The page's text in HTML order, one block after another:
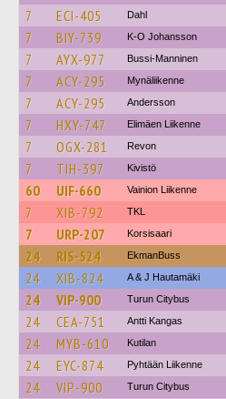
7 ECI-405 Dahl
7 BIY-739 K-O Johansson
7 AYX-977 Bussi-Manninen
7 ACY-295 Mynäliikenne
7 ACY-295 Andersson
7 HXY-747 Elimäen Liikenne
7 OGX-281 Revon
7 TIH-397 Kivistö
60 UIF-660 Vainion Liikenne
7 XIB-792 TKL
7 URP-207 Korsisaari
24 RIS-524 EkmanBuss
24 XIB-824 A & J Hautamäki
24 VIP-900 Turun Citybus
24 CEA-751 Antti Kangas
24 MYB-610 Kutilan
24 EYC-874 Pyhtään Liikenne
24 VIP-900 Turun Citybus